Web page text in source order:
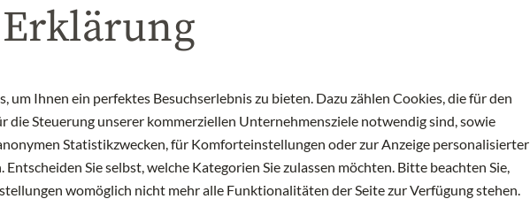
um Ihnen ein perfektes Besuchserlebnis zu bieten. Dazu zählen Cookies, die für den
die Steuerung unserer kommerziellen Unternehmensziele notwendig sind, sowie
Statistikzwecken, für Komforteinstellungen oder zur Anzeige personalisierter
Sie selbst, welche Kategorien Sie zulassen möchten. Bitte beachten Sie,
womöglich nicht mehr alle Funktionalitäten der Seite zur Verfügung stehen.